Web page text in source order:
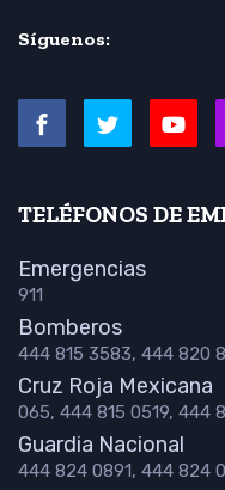
Síguenos:
TELÉFONOS DE
Emergencias
911
Bomberos
444 815 3583, 444 820
Cruz Roja Mexicana
065, 444 815 0519, 444
Guardia Nacional
444 824 0891, 444 824